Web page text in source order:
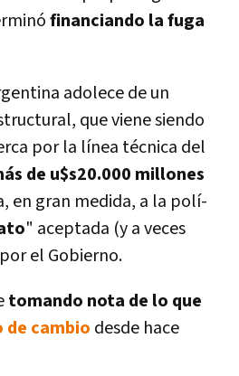
financiando la fuga
adolece de un
que viene siendo
por la lí­nea técnica del
de u$s20.000 millones
en gran medida, a la polí­
" aceptada (y a veces
el Gobierno.
tomando nota de lo que
de cambio desde hace